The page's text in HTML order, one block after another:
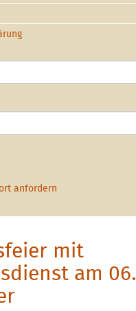
anfordern
mit
am 06.